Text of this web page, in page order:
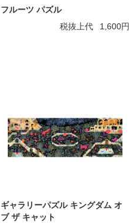
フルーツ パズル
税抜上代
1,600円
ギャラリーパズル キングダム オ
ブ ザ キャット